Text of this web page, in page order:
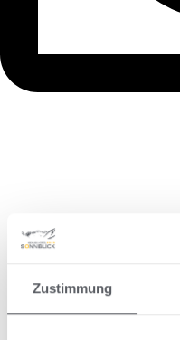
Zustimmung